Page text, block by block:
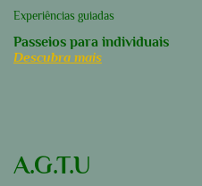
Experiências guiadas
Passeios para individuais
Descubra mais
A.G.T.U